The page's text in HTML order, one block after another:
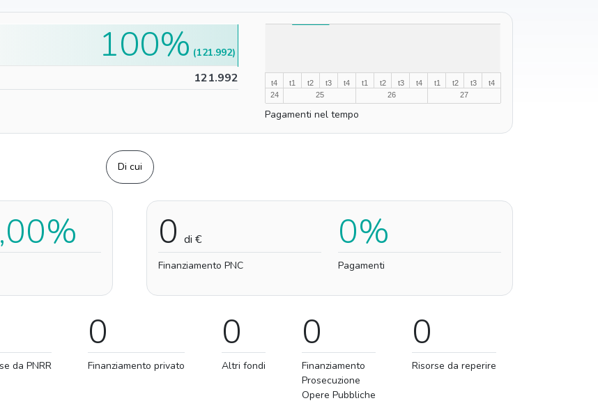
121.992
100% (121.992)
t4
24
t1
25
t2 t3 t4
t1
26
t2 t3 t4
t1
27
t2 t3 t4
100%
Pagamenti nel tempo
Di cui
0 di €
Finanziamento PNC
0%
Pagamenti
da PNRR
0
Finanziamento privato
0
Altri fondi
0
Finanziamento
Prosecuzione
Opere Pubbliche
0
Risorse da reperire